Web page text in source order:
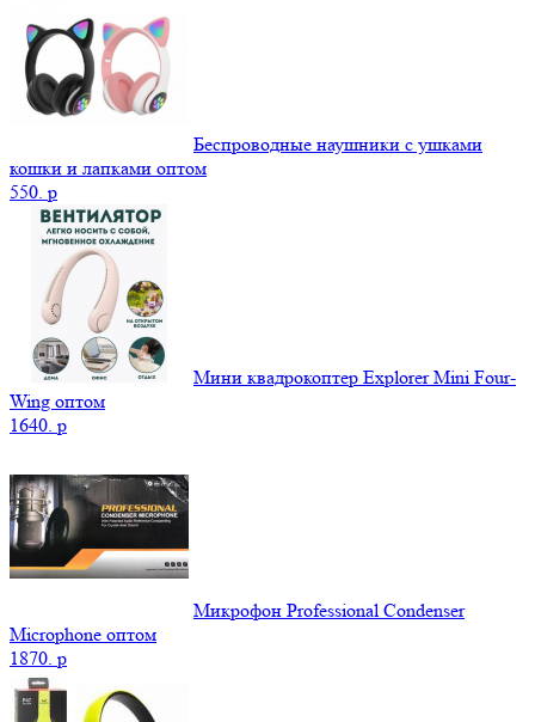
Беспроводные наушники с ушками
кошки и лапками оптом
550. p
Мини квадрокоптер Explorer Mini Four-
Wing оптом
1640. p
Микрофон Professional Condenser
Microphone оптом
1870. p